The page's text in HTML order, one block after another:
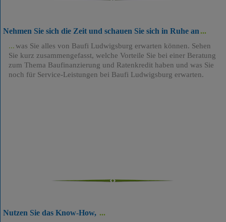
Nehmen Sie sich die Zeit und schauen Sie sich in Ruhe an
was Sie alles von Baufi Ludwigsburg erwarten können. Sehen
Sie kurz zusammengefasst, welche Vorteile Sie bei einer Beratung
zum Thema Baufinanzierung und Ratenkredit haben und was Sie
noch für Service-Leistungen bei Baufi Ludwigsburg erwarten.
Nutzen Sie das Know-How,